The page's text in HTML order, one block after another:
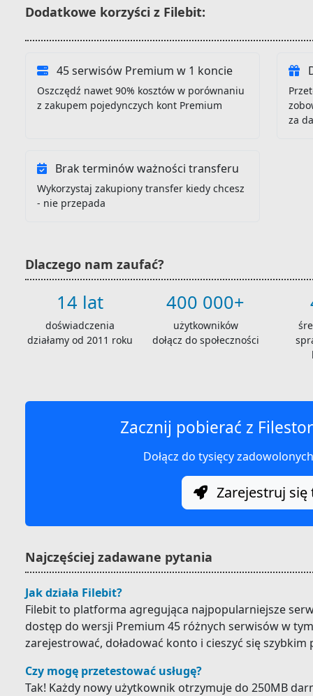
Dodatkowe korzyści z Filebit:
45 serwisów Premium w 1 koncie
Oszczędź nawet 90% kosztów w porównaniu
z zakupem pojedynczych kont Premium
za
Brak terminów ważności transferu
Wykorzystaj zakupiony transfer kiedy chcesz
- nie przepada
Dlaczego nam zaufać?
14 lat
doświadczenia
działamy od 2011 roku
400 000+
użytkowników
dołącz do społeczności
Zacznij pobierać z
Dołącz do tysięcy
Zarejestruj się
Najczęściej zadawane pytania
Jak działa Filebit?
Filebit to platforma agregująca najpopularniejsze
dostęp do wersji Premium 45 różnych serwisów w
zarejestrować, doładować konto i cieszyć się szybkim
Czy mogę przetestować usługę?
Tak! Każdy nowy użytkownik otrzymuje do 250MB